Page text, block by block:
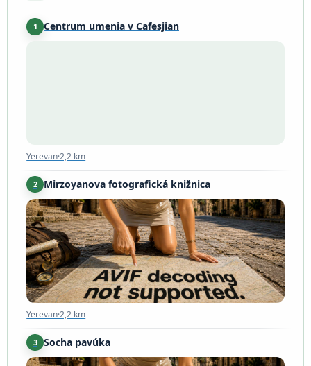
1 Centrum umenia v Cafesjian
Yerevan·2,2 km
2 Mirzoyanova fotografická knižnica
Yerevan·2,2 km
Yerevan·2,2 km
3 Socha pavúka